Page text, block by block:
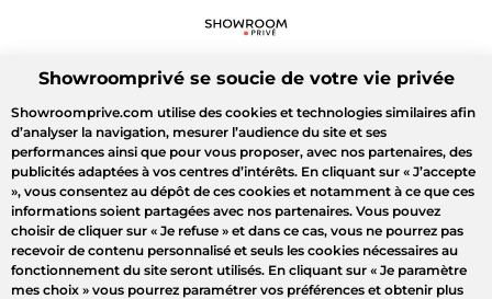
Showroomprivé se soucie de votre vie privée
Showroomprive.com utilise des cookies et technologies similaires afin
d’analyser la navigation, mesurer l’audience du site et ses
performances ainsi que pour vous proposer, avec nos partenaires, des
publicités adaptées à vos centres d’intérêts. En cliquant sur « J’accepte
», vous consentez au dépôt de ces cookies et notamment à ce que ces
informations soient partagées avec nos partenaires. Vous pouvez
choisir de cliquer sur « Je refuse » et dans ce cas, vous ne pourrez pas
recevoir de contenu personnalisé et seuls les cookies nécessaires au
fonctionnement du site seront utilisés. En cliquant sur « Je paramètre
mes choix » vous pourrez paramétrer vos préférences et obtenir plus